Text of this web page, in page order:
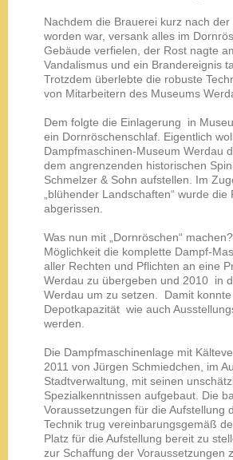
Nachdem die Brauerei kurz nach
worden war, versank alles im
Gebäude verfielen, der Rost nagte
Vandalismus und ein Brandereignis
Trotzdem überlebte die robuste
von Mitarbeitern des Museums
Dem folgte die Einlagerung in
ein Dornröschenschlaf. Eigentlich
Dampfmaschinen-Museum Werdau
dem angrenzenden historischen
Schmelzer & Sohn aufstellen. Im
„blühender Landschaften“ wurde die
abgerissen.
Was nun mit „Dornröschen“
Möglichkeit die komplette Dampf-
aller Rechten und Pflichten an eine
Werdau zu übergeben und 2010 in
Werdau um zu setzen. Damit
Depotkapazität wie auch
werden.
Die Dampfmaschinenlage mit
2011 von Jürgen Schmiedchen, im
Stadtverwaltung, mit seinen
Spezialkenntnissen aufgebaut. Die
Voraussetzungen für die Aufstellung
Technik trug vereinbarungsgemäß
Platz für die Aufstellung bereit zu
zur Schaffung der Voraussetzungen